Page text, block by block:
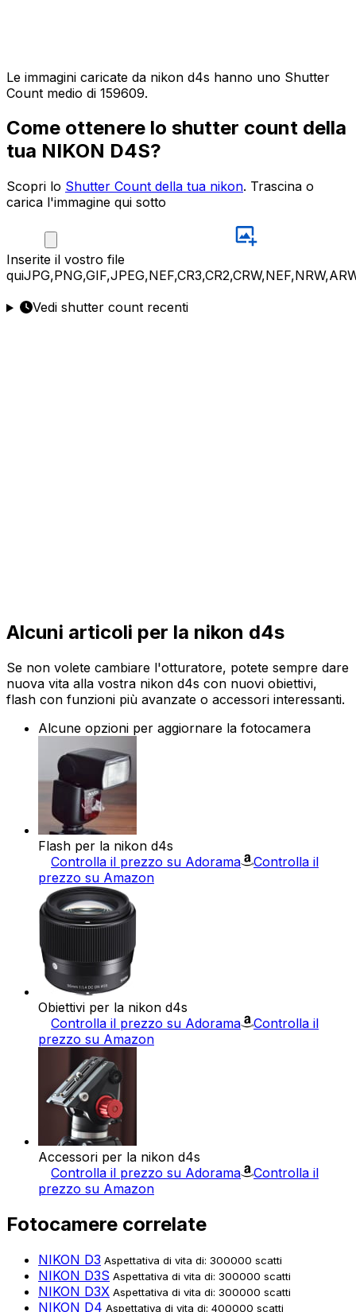
Le immagini caricate da nikon d4s hanno uno Shutter
Count medio di 159609.
Come ottenere lo shutter count della
tua NIKON D4S?
Scopri lo Shutter Count della tua nikon. Trascina o
carica l'immagine qui sotto
Inserite il vostro file
qui
Vedi shutter count recenti
Alcuni articoli per la nikon d4s
Se non volete cambiare l'otturatore, potete sempre dare
nuova vita alla vostra nikon d4s con nuovi obiettivi,
flash con funzioni più avanzate o accessori interessanti.
Alcune opzioni per aggiornare la fotocamera
Flash per la nikon d4s
Controlla il prezzo su Adorama
Controlla il
prezzo su Amazon
Obiettivi per la nikon d4s
Controlla il prezzo su Adorama
Controlla il
prezzo su Amazon
Accessori per la nikon d4s
Controlla il prezzo su Adorama
Controlla il
prezzo su Amazon
Fotocamere correlate
NIKON D3 Aspettativa di vita di: 300000 scatti
NIKON D3S Aspettativa di vita di: 300000 scatti
NIKON D3X Aspettativa di vita di: 300000 scatti
NIKON D4 Aspettativa di vita di: 400000 scatti